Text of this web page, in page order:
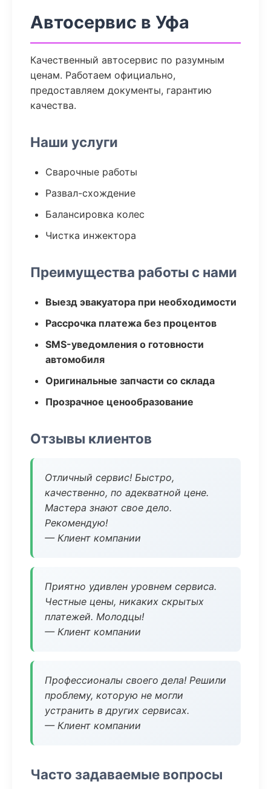
Автосервис в Уфа
Качественный автосервис по разумным
ценам. Работаем официально,
предоставляем документы, гарантию
качества.
Наши услуги
Сварочные работы
Развал-схождение
Балансировка колес
Чистка инжектора
Преимущества работы с нами
Выезд эвакуатора при необходимости
Рассрочка платежа без процентов
SMS-уведомления о готовности
автомобиля
Оригинальные запчасти со склада
Прозрачное ценообразование
Отзывы клиентов
Отличный сервис! Быстро,
качественно, по адекватной цене.
Мастера знают свое дело.
Рекомендую!
— Клиент компании
Приятно удивлен уровнем сервиса.
Честные цены, никаких скрытых
платежей. Молодцы!
— Клиент компании
Профессионалы своего дела! Решили
проблему, которую не могли
устранить в других сервисах.
— Клиент компании
Часто задаваемые вопросы